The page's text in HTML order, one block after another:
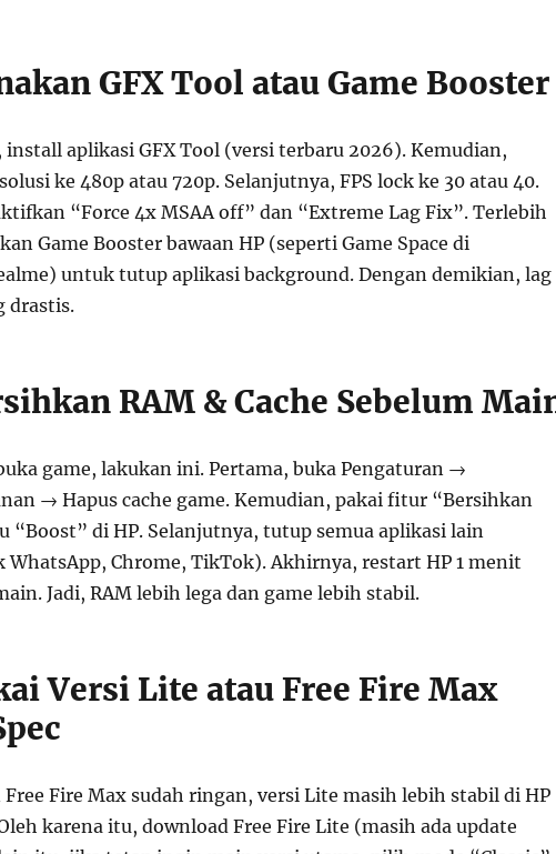
GFX Tool atau Game Booster
install aplikasi GFX Tool (versi terbaru 2026). Kemudian,
ke 480p atau 720p. Selanjutnya, FPS lock ke 30 atau 40.
“Force 4x MSAA off” dan “Extreme Lag Fix”. Terlebih
Game Booster bawaan HP (seperti Game Space di
untuk tutup aplikasi background. Dengan demikian, lag
drastis.
RAM & Cache Sebelum
game, lakukan ini. Pertama, buka Pengaturan →
→ Hapus cache game. Kemudian, pakai fitur “Bersihkan
“Boost” di HP. Selanjutnya, tutup semua aplikasi lain
WhatsApp, Chrome, TikTok). Akhirnya, restart HP 1 menit
Jadi, RAM lebih lega dan game lebih stabil.
Versi Lite atau Free Fire Max
Fire Max sudah ringan, versi Lite masih lebih stabil di HP
karena itu, download Free Fire Lite (masih ada update